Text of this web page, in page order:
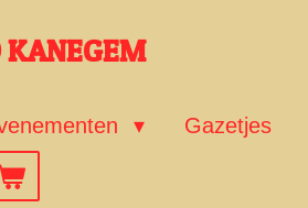
KANEGEM
Gazetjes